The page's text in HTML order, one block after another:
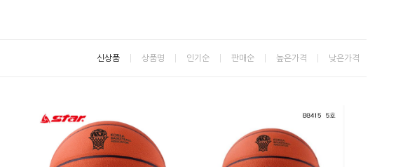
신상품 상품명 인기순 판매순 높은가격 낮은가격